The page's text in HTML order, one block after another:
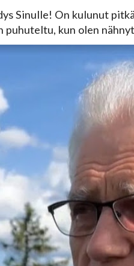
Sinulle! On kulunut
puhuteltu, kun olen